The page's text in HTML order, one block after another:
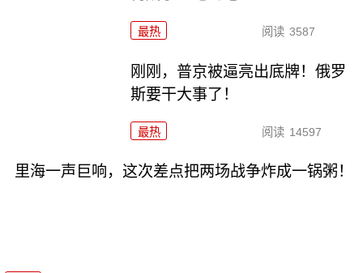
最热 阅读 3587
刚刚，普京被逼亮出底牌！俄罗
斯要干大事了！
最热 阅读 14597
里海一声巨响，这次差点把两场战争炸成一锅粥！